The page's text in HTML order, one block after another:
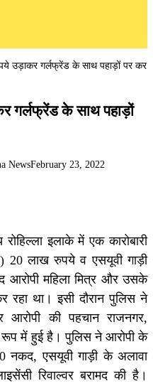
उड़ाकर गर्लफ्रेंड के साथ पहाड़ों पर कर
गर्लफ्रेंड के साथ पहाड़ों
NewsFebruary 23, 2022
रोहिल्ला इलाके में एक कारोबारी
20 लाख रुपये व एसयूवी गाड़ी
आरोपी महिला मित्र और उसके
रहा था। इसी दौरान पुलिस ने
आरोपी की पहचान राजनगर,
रूप में हुई है। पुलिस ने आरोपी के
एसयूवी गाड़ी के अलावा
रिवाल्वर बरामद की है।